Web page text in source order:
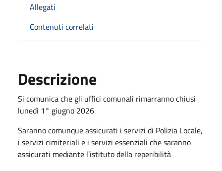
Allegati
Contenuti correlati
Descrizione
Si comunica che gli uffici comunali rimarranno chiusi
lunedì 1° giugno 2026
Saranno comunque assicurati i servizi di Polizia Locale,
i servizi cimiteriali e i servizi essenziali che saranno
assicurati mediante l’istituto della reperibilità